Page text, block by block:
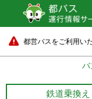
都営バスをご利用い
バ
鉄道乗換え